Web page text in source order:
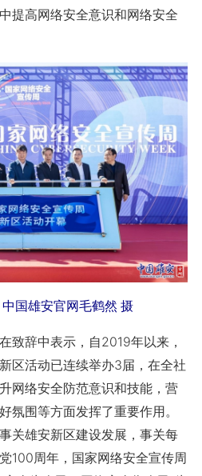
提高网络安全意识和网络安全
国雄安官网毛鹤然 摄
辞中表示，自2019年以来，
区活动已连续举办3届，在全社
网络安全防范意识和技能，营
氛围等方面发挥了重要作用。
关雄安新区建设发展，事关每
100周年，国家网络安全宣传周